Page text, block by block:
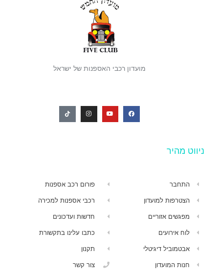
מועדון רכבי האספנות של ישראל
ניווט מהיר
התחבר
הצטרפות למועדון
מפגשים אזוריים
לוח אירועים
אבטמוביל דיגיטלי
חנות המועדון
פורום רכב אספנות
רכבי אספנות למכירה
חדשות ועדכונים
כתבו עלינו בתקשורת
תקנון
צור קשר